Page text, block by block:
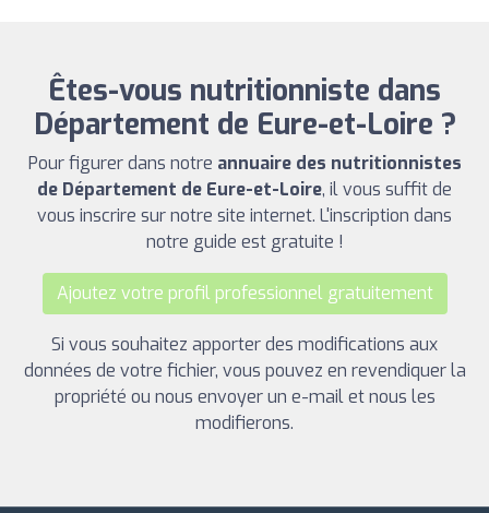
Êtes-vous nutritionniste dans
Département de Eure-et-Loire ?
Pour figurer dans notre annuaire des nutritionnistes
de Département de Eure-et-Loire, il vous suffit de
vous inscrire sur notre site internet. L'inscription dans
notre guide est gratuite !
Ajoutez votre profil professionnel gratuitement
Si vous souhaitez apporter des modifications aux
données de votre fichier, vous pouvez en revendiquer la
propriété ou nous envoyer un e-mail et nous les
modifierons.